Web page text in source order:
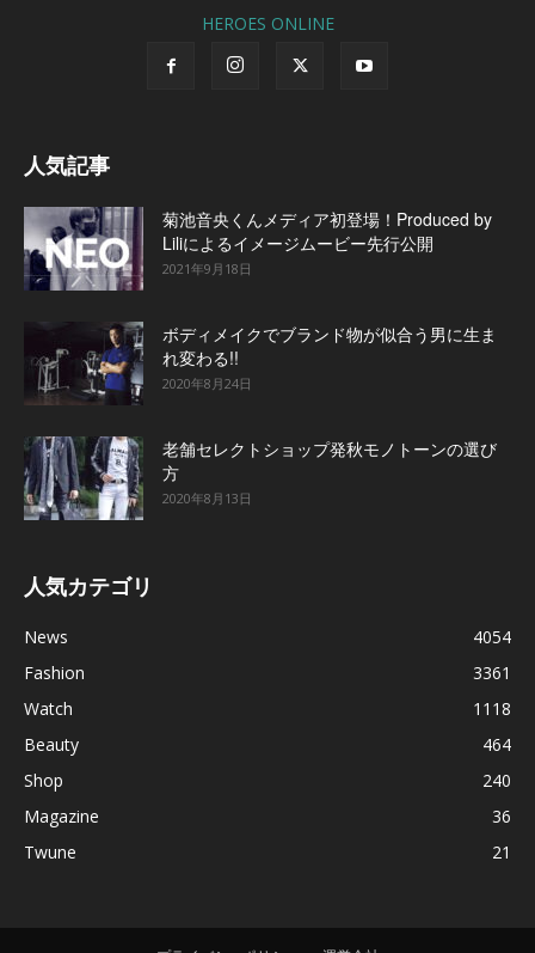
HEROES ONLINE
人気記事
菊池音央くんメディア初登場！Produced by
Liliによるイメージムービー先行公開
2021年9月18日
ボディメイクでブランド物が似合う男に生ま
れ変わる!!
2020年8月24日
老舗セレクトショップ発秋モノトーンの選び
方
2020年8月13日
人気カテゴリ
News
4054
Fashion
3361
Watch
1118
Beauty
464
Shop
240
Magazine
36
Twune
21